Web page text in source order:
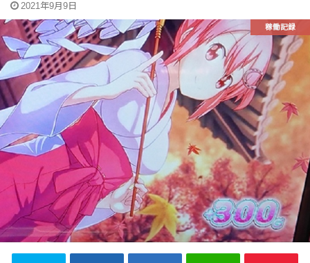
2021年9月9日
稼働記録